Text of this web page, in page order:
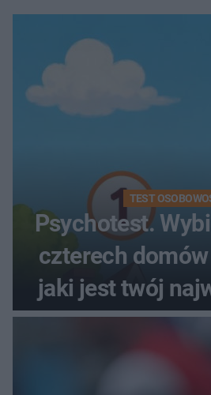
TEST
Psychotest.
czterech
jaki jest twój